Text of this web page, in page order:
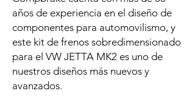
años de experiencia en el diseño de
componentes para automovilismo, y
este kit de frenos sobredimensionado
para el VW JETTA MK2 es uno de
nuestros diseños más nuevos y
avanzados.